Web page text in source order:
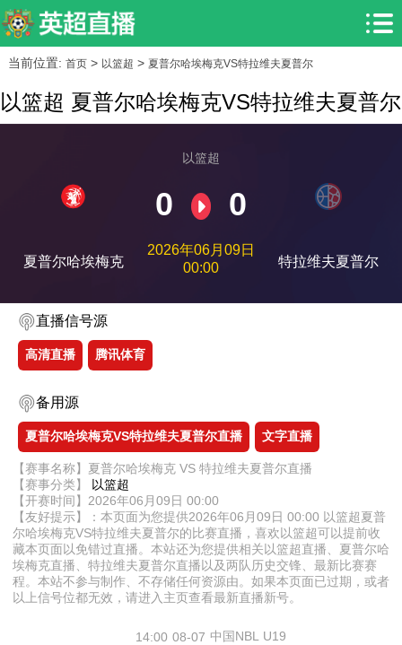
当前位置: 首页> 以篮超 > 夏普尔哈埃梅克VS特拉维夫夏普尔
以篮超 夏普尔哈埃梅克VS特拉维夫夏普尔
夏普尔哈埃梅克
以篮超
0 0
2026年06月09日
00:00
特拉维夫夏普尔
直播信号源
高清直播 腾讯体育
备用源
夏普尔哈埃梅克VS特拉维夫夏普尔直播 文字直播
【赛事名称】夏普尔哈埃梅克 VS 特拉维夫夏普尔直播
【赛事分类】
以篮超
【开赛时间】2026年06月09日 00:00
【友好提示】：本页面为您提供2026年06月09日 00:00 以篮超夏普
尔哈埃梅克VS特拉维夫夏普尔的比赛直播，喜欢以篮超可以提前收
藏本页面以免错过直播。本站还为您提供相关以篮超直播、夏普尔哈
埃梅克直播、特拉维夫夏普尔直播以及两队历史交锋、最新比赛赛
程。本站不参与制作、不存储任何资源由。如果本页面已过期，或者
以上信号位都无效，请进入主页查看最新直播新号。
08-07
14:00 中国NBL U19